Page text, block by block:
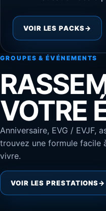
VOIR LES PACKS→
GROUPES & ÉVÉNEMENTS
VOTRE
Anniversaire, EVG / EVJF,
trouvez une formule facile
vivre.
VOIR LES PRESTATIONS→